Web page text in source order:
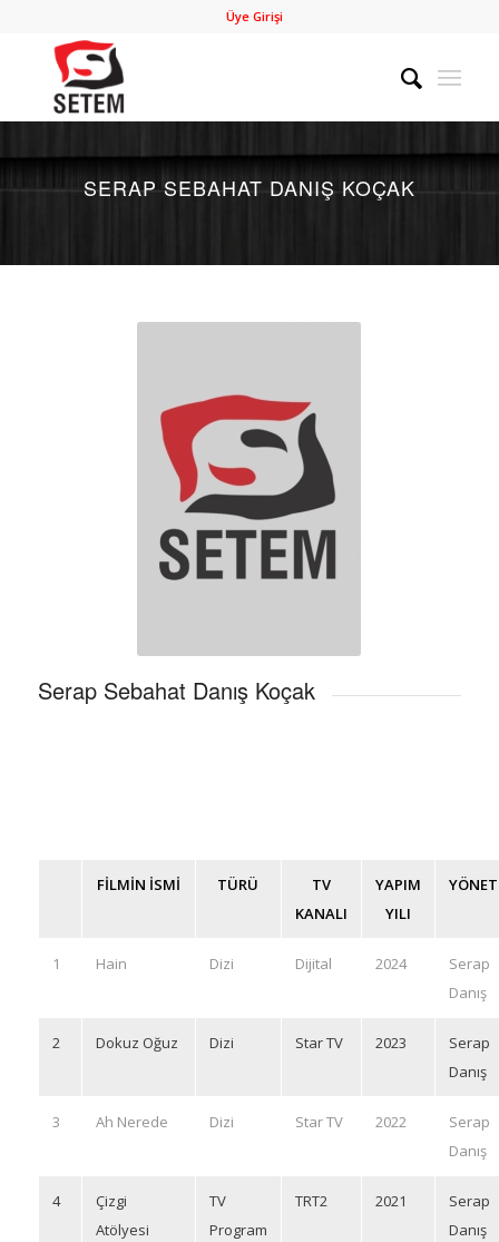
Üye Girişi
SERAP SEBAHAT DANIŞ KOÇAK
Serap Sebahat Danış Koçak
FİLMİN İSMİ TÜRÜ
TV
KANALI
YAPIM
YILI
1 Hain Dizi Dijital 2024
Serap
Danış
2 Dokuz Oğuz Dizi Star TV 2023
Serap
Danış
3 Ah Nerede Dizi Star TV 2022
Serap
Danış
4
Çizgi
Atölyesi
TV
Program
TRT2 2021
Serap
Danış